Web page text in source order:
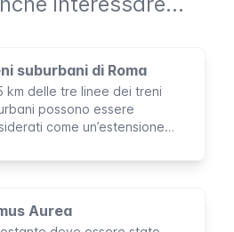
suburbani di Roma
km delle tre linee dei treni
possono essere
come un’estensione
sono infatti gestite dalla
Aurea